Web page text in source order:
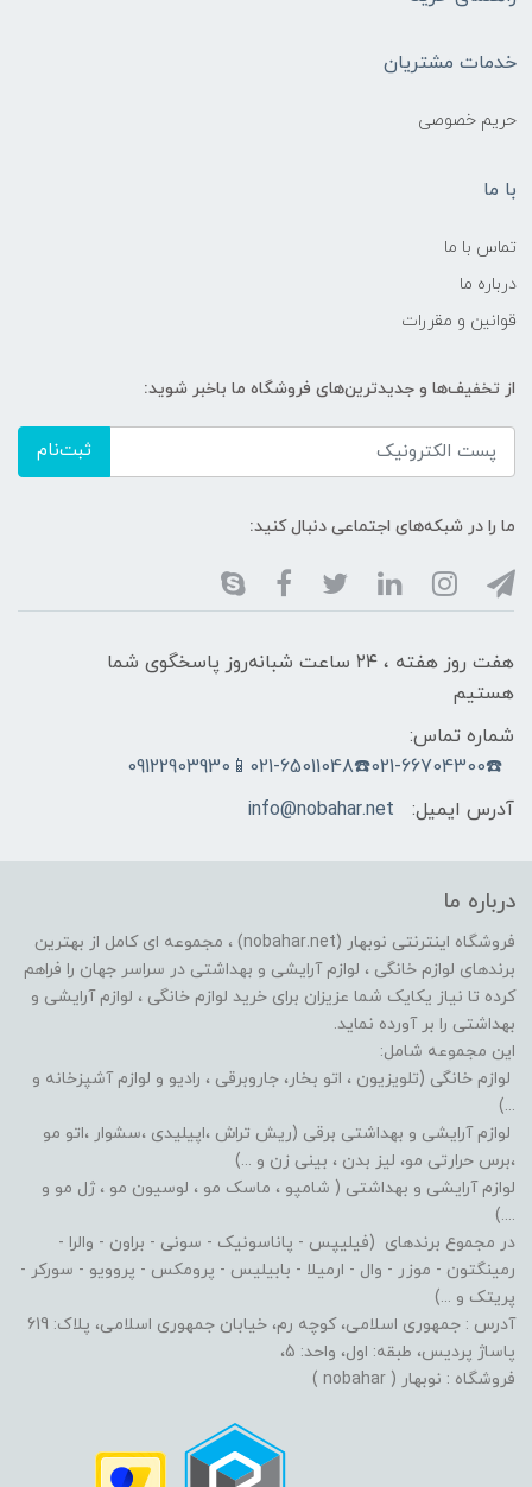
خدمات مشتریان
حریم خصوصی
با ما
تماس با ما
درباره ما
قوانین و مقررات
از تخفیف‌ها و جدیدترین‌های فروشگاه ما باخبر شوید:
ثبت‌نام
ما را در شبکه‌های اجتماعی دنبال کنید:
هفت روز هفته ، ۲۴ ساعت شبانه‌روز پاسخگوی شما
هستیم
شماره تماس:
☎️021-66704300☎️021-65011048📱09122903930
آدرس ایمیل:
info@nobahar.net
درباره ما
فروشگاه اینترنتی نوبهار (nobahar.net) ، مجموعه ای کامل از بهترین
برندهای لوازم خانگی ، لوازم آرایشی و بهداشتی در سراسر جهان را فراهم
کرده تا نیاز یکایک شما عزیزان برای خرید لوازم خانگی ، لوازم آرایشی و
بهداشتی را بر آورده نماید.
این مجموعه شامل:
لوازم خانگی (تلویزیون ، اتو بخار، جاروبرقی ، رادیو و لوازم آشپزخانه و
...)
لوازم آرایشی و بهداشتی برقی (ریش تراش ،اپیلیدی ،سشوار ،اتو مو
،برس حرارتی مو، لیز بدن ، بینی زن و ...)
لوازم آرایشی و بهداشتی ( شامپو ، ماسک مو ، لوسیون مو ، ژل مو و
....)
در مجموع برندهای (فیلیپس - پاناسونیک - سونی - براون - والرا -
رمینگتون - موزر - وال - ارمیلا - بابیلیس - پرومکس - پروویو - سورکر -
پریتک و ...)
آدرس : جمهوری اسلامی، کوچه رم، خیابان جمهوری اسلامی، پلاک: 619
پاساژ پردیس، طبقه: اول، واحد: 5،
فروشگاه : نوبهار ( nobahar )